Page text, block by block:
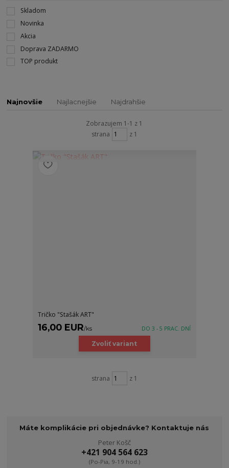
Skladom
Novinka
Akcia
Doprava ZADARMO
TOP produkt
Najnovšie Najlacnejšie Najdrahšie
Zobrazujem 1-1 z 1
strana
z 1
Tričko "Stašák ART"
16,00 EUR/ks DO 3 - 5 PRAC. DNÍ
Zvoliť variant
strana z 1
Máte komplikácie pri objednávke? Kontaktuje nás
Peter Košč
+421 904 564 623
(Po-Pia, 9-19 hod.)